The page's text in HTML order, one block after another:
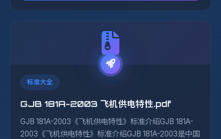
标准大全
GJB 181A-2003 飞机供电特性.pdf
GJB 181A-2003《飞机供电特性》标准介绍GJB 181A-
2003《飞机供电特性》标准介绍GJB 181A-2003是中国